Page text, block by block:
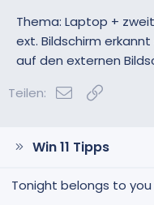
Thema: Laptop +
ext. Bildschirm erkannt
auf den externen
Teilen:
E-Mail
Win 11 Tipps
Tonight belongs to